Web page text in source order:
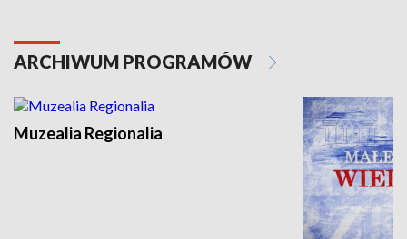
ARCHIWUM PROGRAMÓW
Muzealia Regionalia